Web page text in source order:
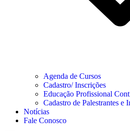
Agenda de Cursos
Cadastro/ Inscrições
Educação Profissional
Cadastro de Palestrantes e
Notícias
Fale Conosco